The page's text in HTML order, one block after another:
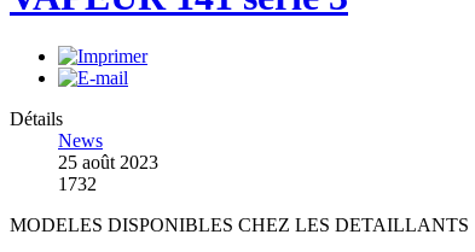
Détails
News
25 août 2023
1732
MODELES DISPONIBLES CHEZ LES DETAILLANTS